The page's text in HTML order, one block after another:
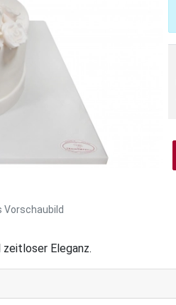
Vorschaubild
Eleganz.